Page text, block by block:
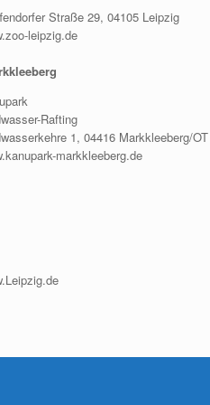
Straße 29, 04105 Leipzig
leipzig.de
Rafting
1, 04416 Markkleeberg/
markkleeberg.de